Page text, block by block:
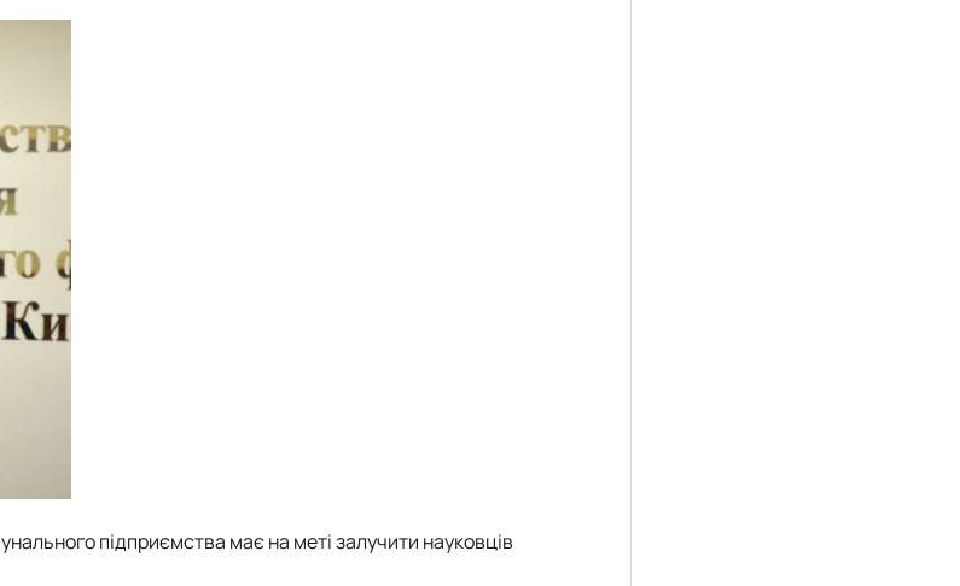
підприємства має на меті залучити науковців